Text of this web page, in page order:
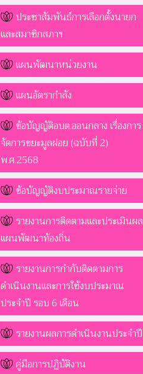
ประชาสัมพันธ์การเลือกตั้งนายก
และสมาชิกสภาฯ
แผนพัฒนาหน่วยงาน
แผนอัตรากำลัง
ข้อบัญญัติอบต.ออนกลาง เรื่องการ
จัดการขยะมูลฝอย (ฉบับที่ 2)
พ.ศ.2568
ข้อบัญญัติงบประมาณรายจ่าย
รายงานการติดตามและประเมินผล
แผนพัฒนาท้องถิ่น
รายงานการกำกับติดตามการ
ดำเนินงานและการใช้งบประมาณ
ประจำปี รอบ 6 เดือน
รายงานผลการดำเนินงานประจำปี
คู่มือการปฏิบัติงาน